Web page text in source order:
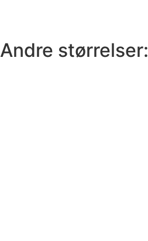
Andre størrelser: